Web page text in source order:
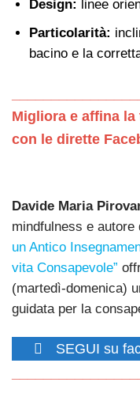
Design: linee
Particolarità:
bacino e la
Migliora e affina
con le dirette
Davide Maria
mindfulness e
un Antico
vita Consapevole”
(martedì-domenica)
guidata per la
SEGUI su